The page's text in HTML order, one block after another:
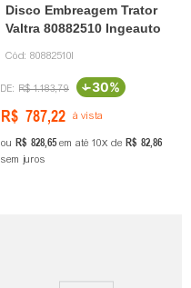
Disco Embreagem Trator
Valtra 80882510 Ingeauto
Cód: 80882510I
R$ 1.183,79 -30%
R$ 787,22 à vista
ou R$ 828,65 em até 10 de R$ 82,86
sem juros